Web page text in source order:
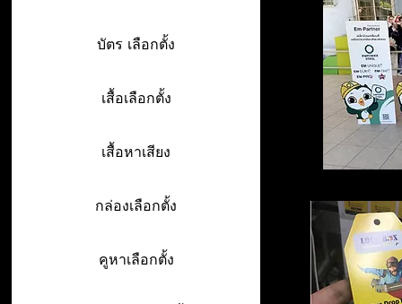
บัตร เลือกตั้ง
เสื้อเลือกตั้ง
เสื้อหาเสียง
กล่องเลือกตั้ง
คูหาเลือกตั้ง